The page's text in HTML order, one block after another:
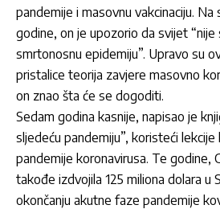
pandemije i masovnu vakcinaciju. Na
godine, on je upozorio da svijet “nije
smrtonosnu epidemiju”. Upravo su
pristalice teorija zavjere masovno
on znao šta će se dogoditi.
Sedam godina kasnije, napisao je
sljedeću pandemiju”, koristeći
pandemije koronavirusa. Te godine,
takođe izdvojila 125 miliona dolara u
okončanju akutne faze pandemije